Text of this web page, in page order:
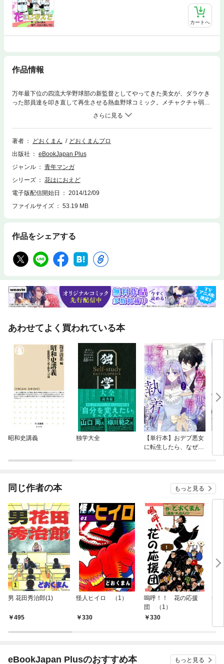
カートへ
作品情報
万年最下位の四流大学野球部の新監督としてやってきた美女が、ダラケき
った部員達を叩き直して再生させる熱血野球コミック。メチャクチャ弱く
て万年最下位の宗衛門町大学野球部に、ナイスバディな美女・赤桜道花
（あかざくら・みちか）が新監督として着任する。ワールドカップの女子
硬式野球日本代表のエース兼四番バッターだった経歴を持つ道花は、部員
達へ全日本大学生大会で優勝させてあげると宣言するのだが……!?
著者 どおくまん
どおくまんプロ
出版社
eBookJapan Plus
ジャンル
青年マンガ
シリーズ
花はにおえど
電子版配信開始日
2014/12/09
ファイルサイズ
53.19 MB
作品をシェアする
あわせてよく買われている本
昭和史講義 独学大全
【単行本】おデブ悪女
に転生したら、なぜか
同じ作者の本 もっと見る
男 花田秀治郎(1)
495
怪人ヒイロ （1）
330
嗚呼！！ 花の応援
団 （1）
330
熱
eBookJapan Plusのおすすめ本 もっと見る